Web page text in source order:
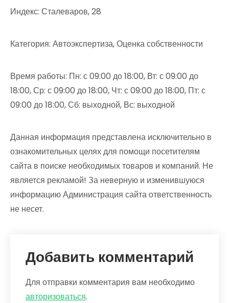
Индекс: Сталеваров, 28
Категория: Автоэкспертиза, Оценка собственности
Время работы: Пн: с 09:00 до 18:00, Вт: с 09:00 до
18:00, Ср: с 09:00 до 18:00, Чт: с 09:00 до 18:00, Пт: с
09:00 до 18:00, Сб: выходной, Вс: выходной
Данная информация представлена исключительно в
ознакомительных целях для помощи посетителям
сайта в поиске необходимых товаров и компаний. Не
является рекламой! За неверную и изменившуюся
информацию Администрация сайта ответственность
не несет.
Добавить комментарий
Для отправки комментария вам необходимо
авторизоваться.